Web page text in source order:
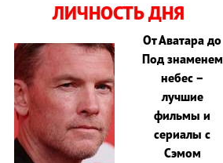
ЛИЧНОСТЬ ДНЯ
От Аватара до
Под знаменем
небес –
лучшие
фильмы и
сериалы с
Сэмом